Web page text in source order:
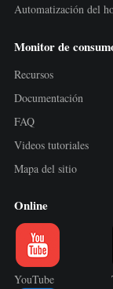
Automatización del
Monitor de
Recursos
Documentación
FAQ
Videos tutoriales
Mapa del sitio
Online
YouTube